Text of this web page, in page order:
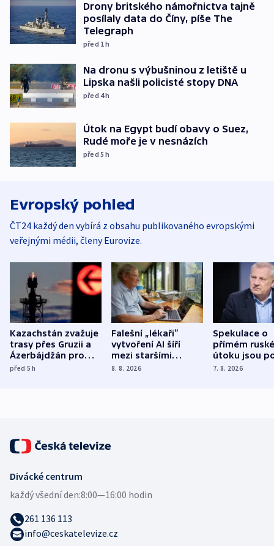
Drony britského námořnictva tajně
posílaly data do Číny, píše The
Telegraph
před 1h
Na dronu s výbušninou z letiště u
Lipska našli policisté stopy DNA
před 4h
Útok na Egypt budí obavy o Suez,
Rudé moře je v nesnázích
před 5h
Evropský pohled
ČT24 každý den vybírá z obsahu publikovaného evropskými
veřejnými médii, členy Eurovize.
Kazachstán zvažuje
trasy přes Gruzii a
Ázerbájdžán pro
vývoz ropy do
před 5h
Falešní „lékaři“
vytvoření AI šíří
mezi staršími
Poláky nebezpečné
8. 8. 2026
Spekulace o
přímém
útoku jsou
míní
7. 8. 2026
Divácké centrum
každý všední den:8:00—16:00 hodin
261 136 113
info@ceskatelevize.cz